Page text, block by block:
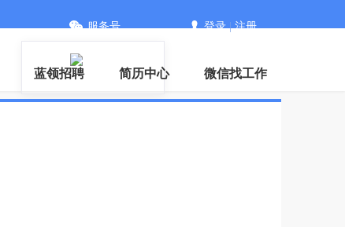
服务号 登录|注册
蓝领招聘 简历中心 微信找工作